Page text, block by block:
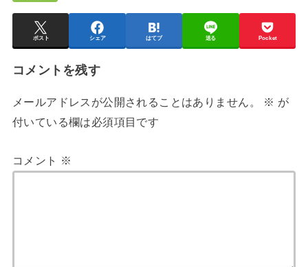
ポスト シェア はてブ 送る Pocket
コメントを残す
メールアドレスが公開されることはありません。 ※ が
付いている欄は必須項目です
コメント ※